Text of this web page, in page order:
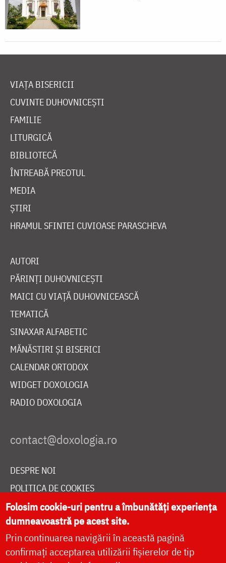
VIAȚA BISERICII
CUVINTE DUHOVNICEȘTI
FAMILIE
LITURGICĂ
BIBLIOTECĂ
ÎNTREABĂ PREOTUL
MEDIA
ȘTIRI
HRAMUL SFINTEI CUVIOASE PARASCHEVA
AUTORI
PĂRINȚI DUHOVNICEȘTI
MAICI CU VIAȚĂ DUHOVNICEASCĂ
TEMATICĂ
SINAXAR ALFABETIC
MĂNĂSTIRI ȘI BISERICI
CALENDAR ORTODOX
WIDGET DOXOLOGIA
RADIO DOXOLOGIA
DESPRE NOI
POLITICA DE COOKIES
DONEAZĂ ONLINE PENTRU CATEDRALA NAȚIONALĂ
LIVE
Folosim cookie-uri pentru a îmbunătăți experiența
dumneavoastră pe acest site.
Prin continuarea navigării în această pagină
confirmați acceptarea utilizării fișierelor de tip